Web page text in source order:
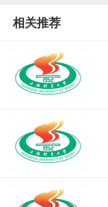
相关推荐